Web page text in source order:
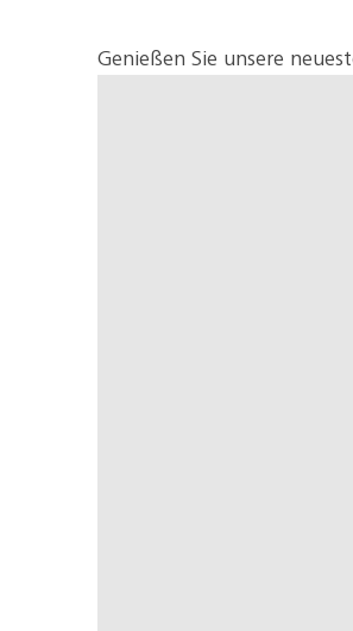
Genießen Sie unsere